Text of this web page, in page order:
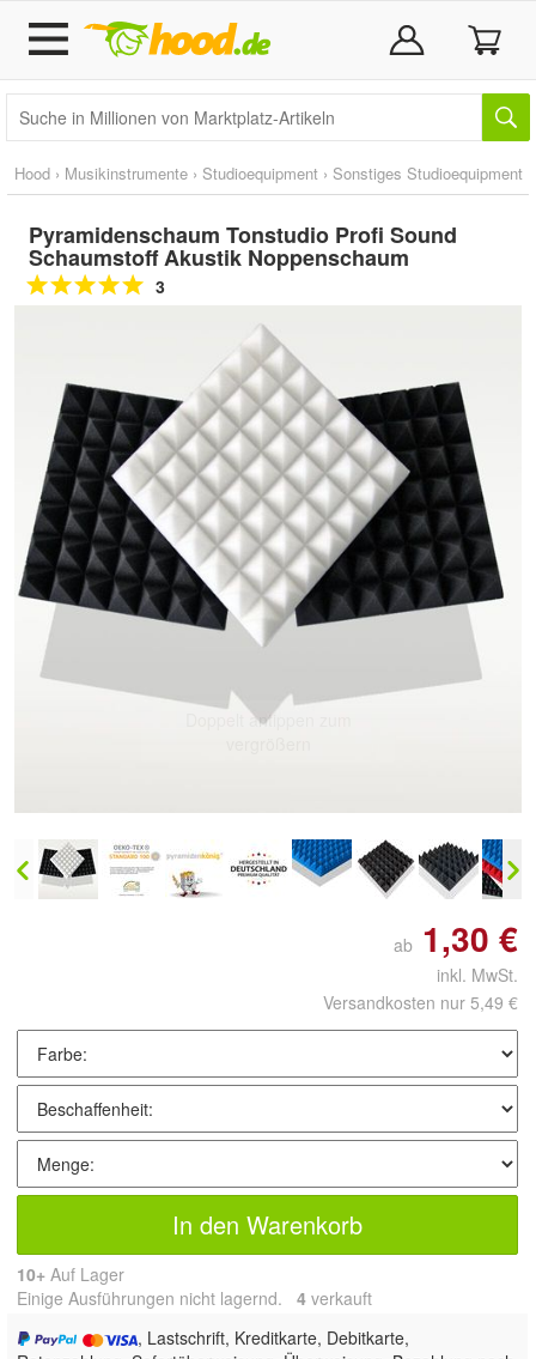
Hood › Musikinstrumente › Studioequipment › Sonstiges Studioequipment
Pyramidenschaum Tonstudio Profi Sound
Schaumstoff Akustik Noppenschaum
3
Doppelt antippen zum
ab 1,30 €
inkl. MwSt.
Versandkosten nur 5,49 €
In den Warenkorb
10+ Auf Lager
Einige Ausführungen nicht lagernd. 4 verkauft
, Lastschrift, Kreditkarte, Debitkarte,